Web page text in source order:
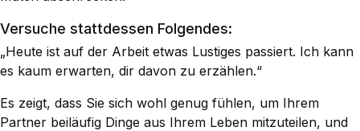
Versuche stattdessen Folgendes:
„Heute ist auf der Arbeit etwas Lustiges passiert. Ich kann
es kaum erwarten, dir davon zu erzählen.“
Es zeigt, dass Sie sich wohl genug fühlen, um Ihrem
Partner beiläufig Dinge aus Ihrem Leben mitzuteilen, und